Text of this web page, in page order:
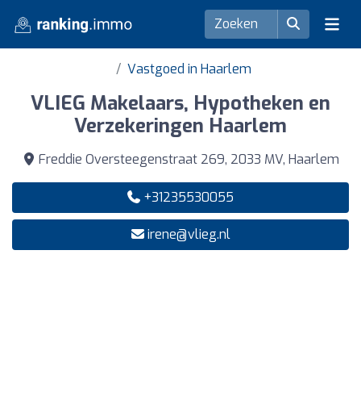
Vastgoed in Haarlem
VLIEG Makelaars, Hypotheken en
Verzekeringen Haarlem
Freddie Oversteegenstraat 269, 2033 MV, Haarlem
+31235530055
irene@vlieg.nl